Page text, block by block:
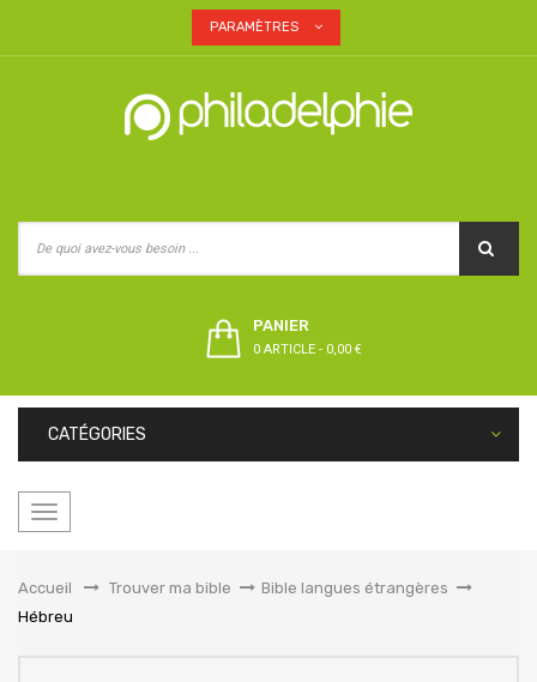
PARAMÈTRES
PANIER
0 ARTICLE - 0,00 €
CATÉGORIES
Basculer
Accueil
&gt;Trouver ma bible > Bible langues étrangères >
Hébreu